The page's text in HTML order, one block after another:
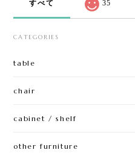
すべて 35
CATEGORIES
table
chair
cabinet / shelf
other furniture